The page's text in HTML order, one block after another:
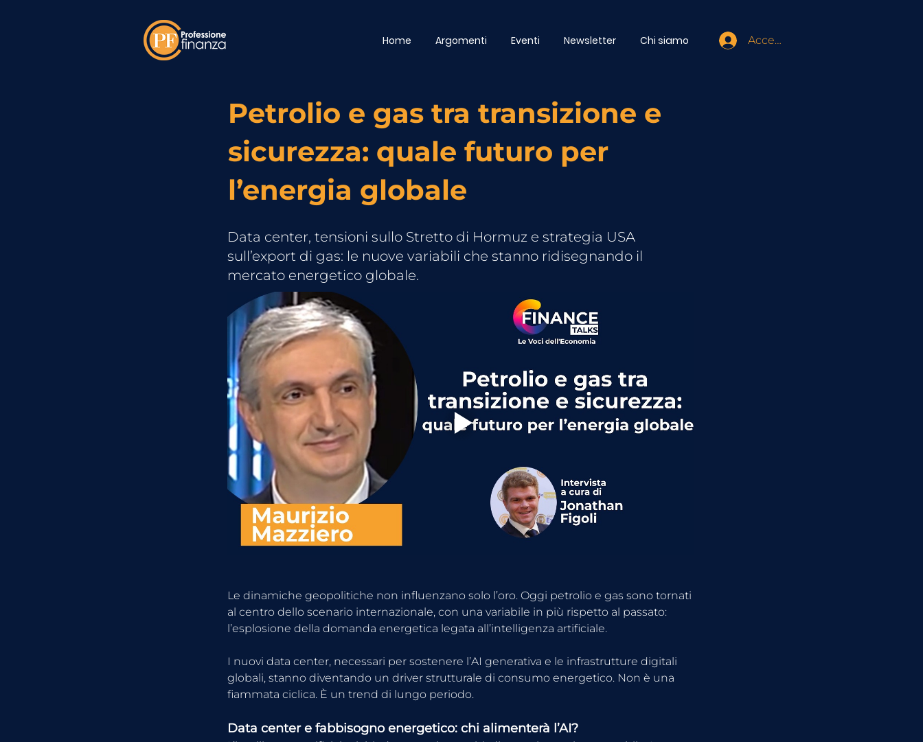
Home Argomenti Eventi Newsletter Chi siamo Accedi
Petrolio e gas tra transizione e
sicurezza: quale futuro per
l’energia globale
Data center, tensioni sullo Stretto di Hormuz e strategia USA
sull’export di gas: le nuove variabili che stanno ridisegnando il
mercato energetico globale.
Le dinamiche geopolitiche non influenzano solo l’oro. Oggi petrolio e gas sono tornati
al centro dello scenario internazionale, con una variabile in più rispetto al passato:
l’esplosione della domanda energetica legata all’intelligenza artificiale.
I nuovi data center, necessari per sostenere l’AI generativa e le infrastrutture digitali
globali, stanno diventando un driver strutturale di consumo energetico. Non è una
fiammata ciclica. È un trend di lungo periodo.
Data center e fabbisogno energetico: chi alimenterà l’AI?